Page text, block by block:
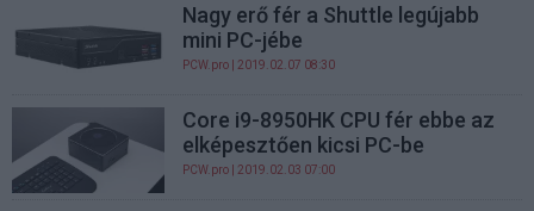
Nagy erő fér a Shuttle legújabb
mini PC-jébe
PCW.pro | 2019.02.07 08:30
Core i9-8950HK CPU fér ebbe az
elképesztően kicsi PC-be
PCW.pro | 2019.02.03 07:00